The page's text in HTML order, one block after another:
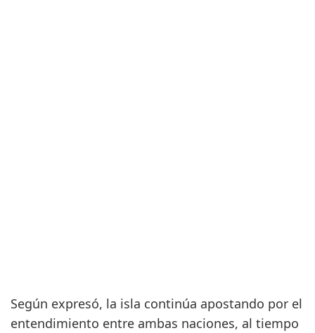
Según expresó, la isla continúa apostando por el
entendimiento entre ambas naciones, al tiempo